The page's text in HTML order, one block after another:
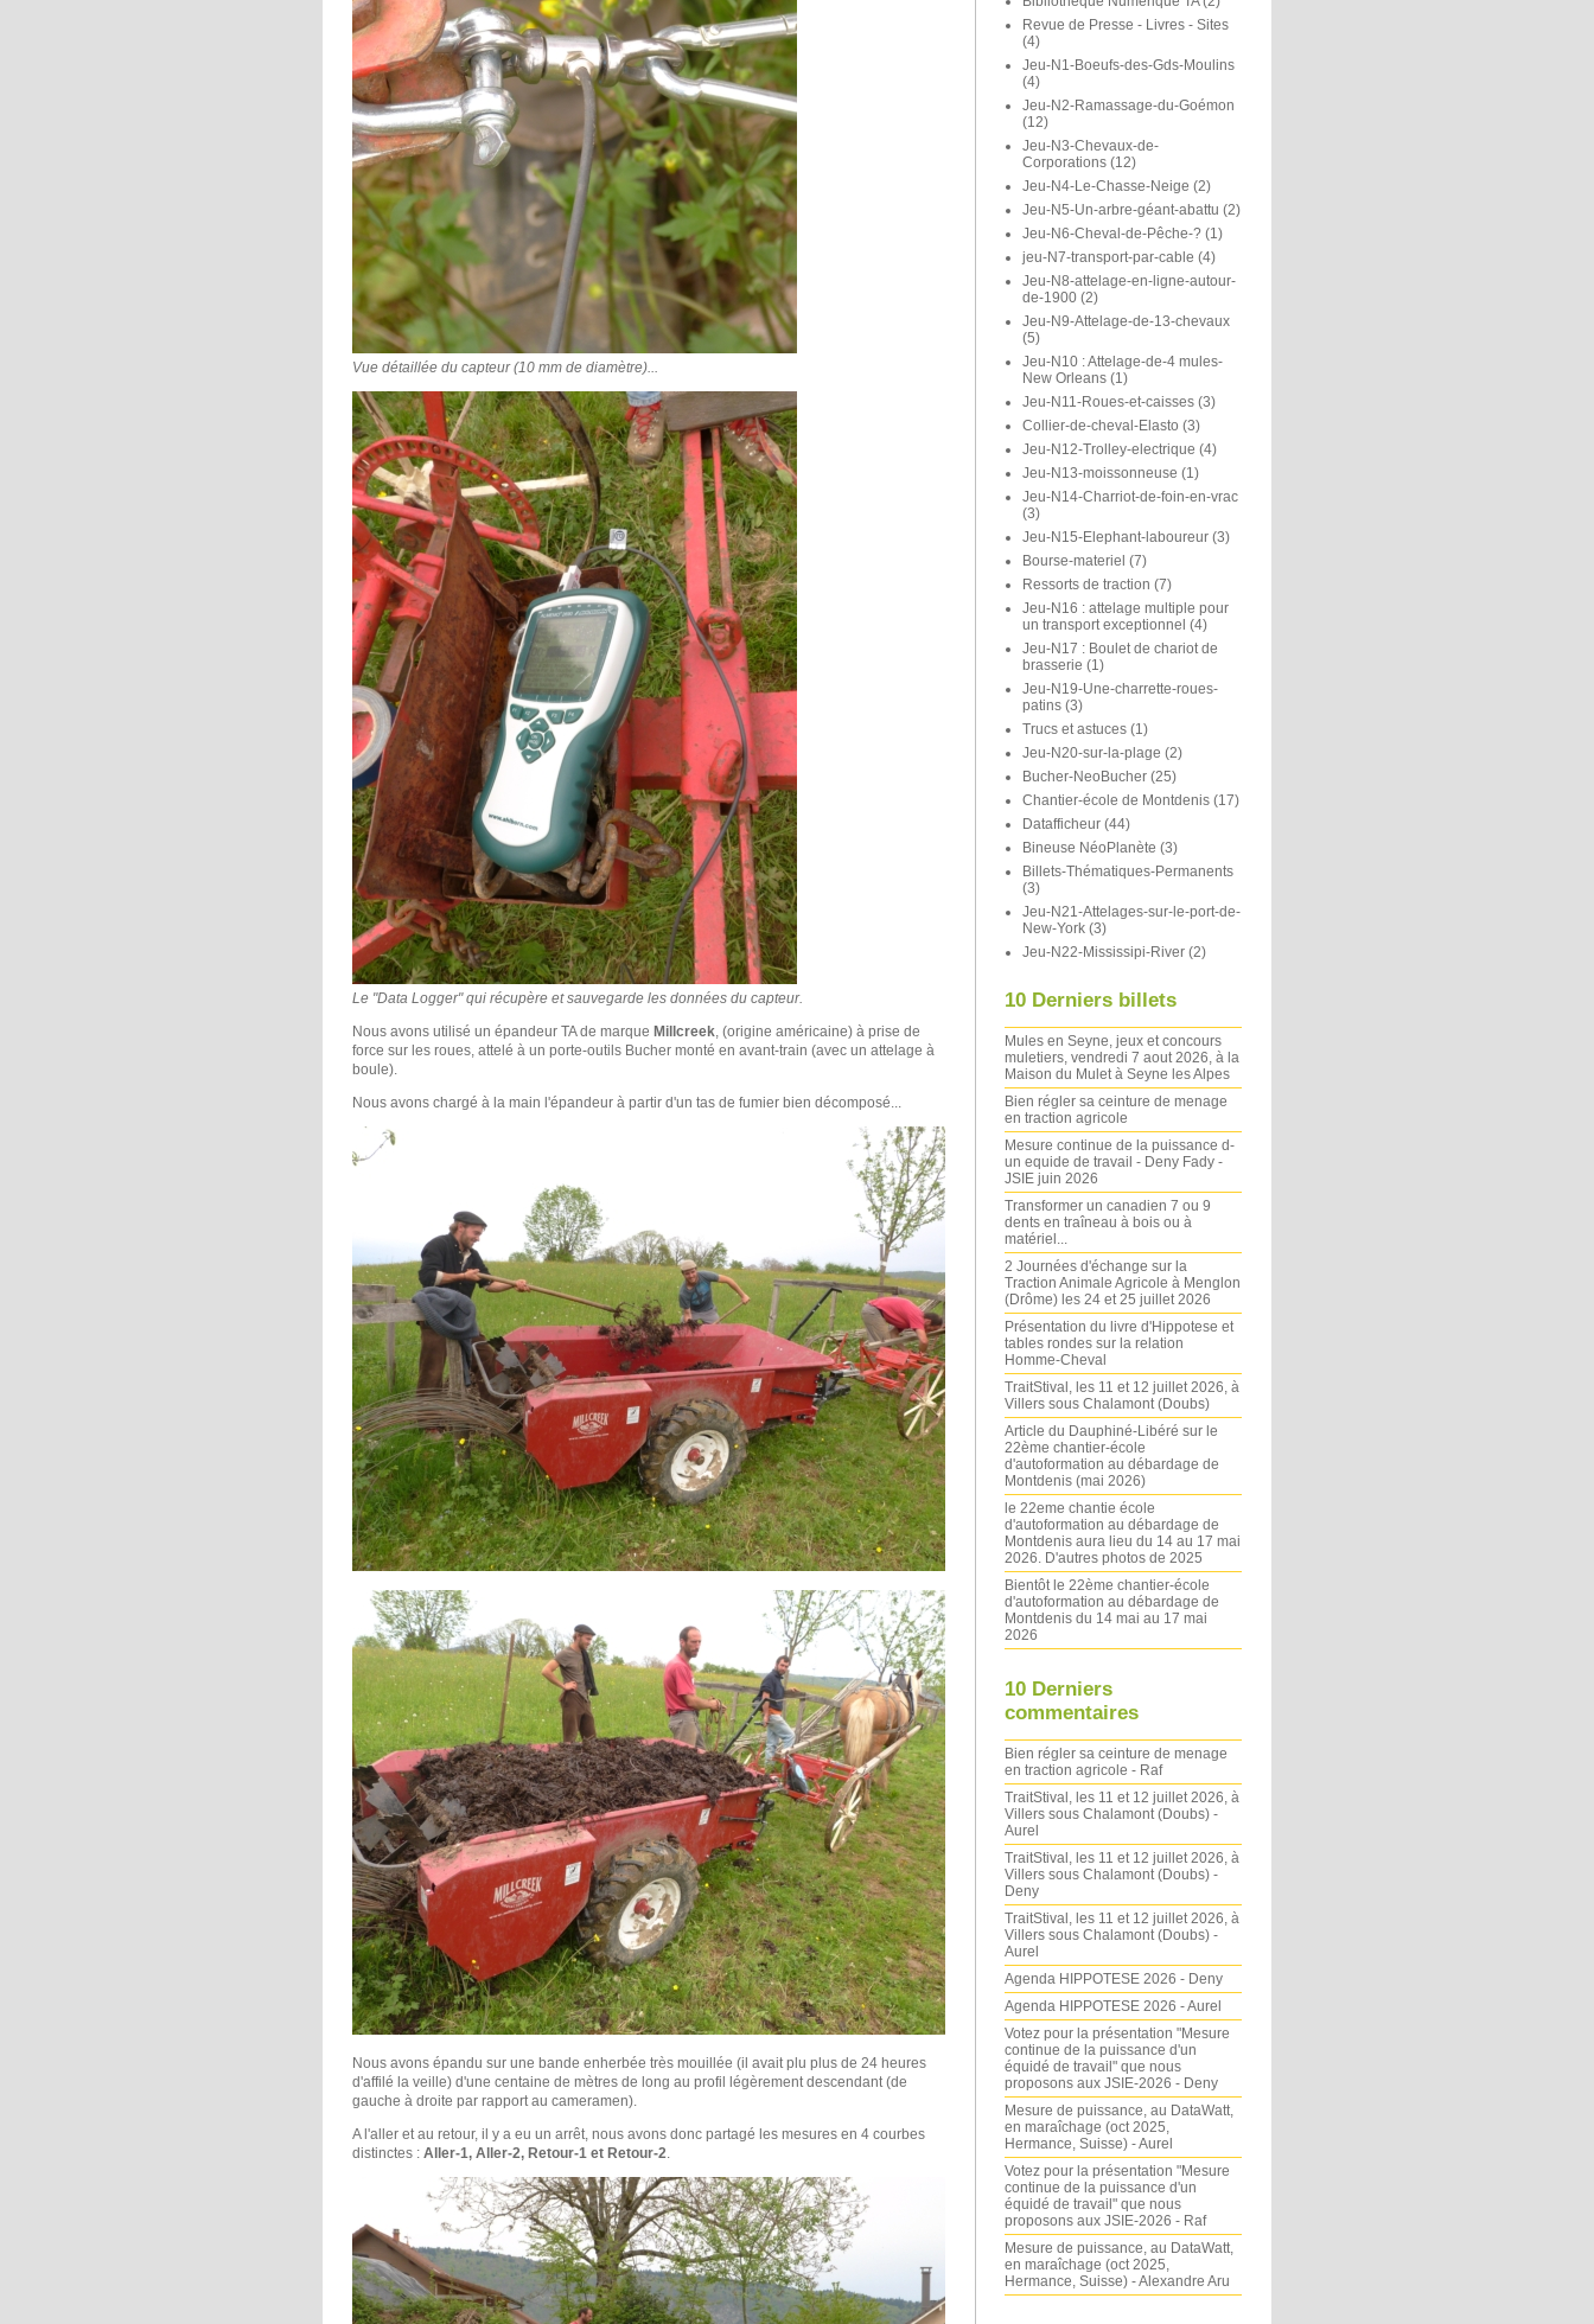
Vue détaillée du capteur (10 mm de diamètre)...
Le "Data Logger" qui récupère et sauvegarde les données du capteur.
Nous avons utilisé un épandeur TA de marque Millcreek, (origine américaine) à prise de
force sur les roues, attelé à un porte-outils Bucher monté en avant-train (avec un attelage à
boule).
Nous avons chargé à la main l'épandeur à partir d'un tas de fumier bien décomposé...
Nous avons épandu sur une bande enherbée très mouillée (il avait plu plus de 24 heures
d'affilé la veille) d'une centaine de mètres de long au profil légèrement descendant (de
gauche à droite par rapport au cameramen).
A l'aller et au retour, il y a eu un arrêt, nous avons donc partagé les mesures en 4 courbes
distinctes : Aller-1, Aller-2, Retour-1 et Retour-2.
Revue de Presse - Livres - Sites
(4)
Jeu-N1-Boeufs-des-Gds-Moulins
(4)
Jeu-N2-Ramassage-du-Goémon
(12)
Jeu-N3-Chevaux-de-
Corporations (12)
Jeu-N4-Le-Chasse-Neige (2)
Jeu-N5-Un-arbre-géant-abattu (2)
Jeu-N6-Cheval-de-Pêche-? (1)
jeu-N7-transport-par-cable (4)
Jeu-N8-attelage-en-ligne-autour-
de-1900 (2)
Jeu-N9-Attelage-de-13-chevaux
(5)
Jeu-N10 : Attelage-de-4 mules-
New Orleans (1)
Jeu-N11-Roues-et-caisses (3)
Collier-de-cheval-Elasto (3)
Jeu-N12-Trolley-electrique (4)
Jeu-N13-moissonneuse (1)
Jeu-N14-Charriot-de-foin-en-vrac
(3)
Jeu-N15-Elephant-laboureur (3)
Bourse-materiel (7)
Ressorts de traction (7)
Jeu-N16 : attelage multiple pour
un transport exceptionnel (4)
Jeu-N17 : Boulet de chariot de
brasserie (1)
Jeu-N19-Une-charrette-roues-
patins (3)
Trucs et astuces (1)
Jeu-N20-sur-la-plage (2)
Bucher-NeoBucher (25)
Chantier-école de Montdenis (17)
Datafficheur (44)
Bineuse NéoPlanète (3)
Billets-Thématiques-Permanents
(3)
Jeu-N21-Attelages-sur-le-port-de-
New-York (3)
Jeu-N22-Mississipi-River (2)
10 Derniers billets
Mules en Seyne, jeux et concours
muletiers, vendredi 7 aout 2026, à la
Maison du Mulet à Seyne les Alpes
Bien régler sa ceinture de menage
en traction agricole
Mesure continue de la puissance d-
un equide de travail - Deny Fady -
JSIE juin 2026
Transformer un canadien 7 ou 9
dents en traîneau à bois ou à
matériel...
2 Journées d'échange sur la
Traction Animale Agricole à Menglon
(Drôme) les 24 et 25 juillet 2026
Présentation du livre d'Hippotese et
tables rondes sur la relation
Homme-Cheval
TraitStival, les 11 et 12 juillet 2026, à
Villers sous Chalamont (Doubs)
Article du Dauphiné-Libéré sur le
22ème chantier-école
d'autoformation au débardage de
Montdenis (mai 2026)
le 22eme chantie école
d'autoformation au débardage de
Montdenis aura lieu du 14 au 17 mai
2026. D'autres photos de 2025
Bientôt le 22ème chantier-école
d'autoformation au débardage de
Montdenis du 14 mai au 17 mai
2026
10 Derniers
commentaires
Bien régler sa ceinture de menage
en traction agricole - Raf
TraitStival, les 11 et 12 juillet 2026, à
Villers sous Chalamont (Doubs) -
Aurel
TraitStival, les 11 et 12 juillet 2026, à
Villers sous Chalamont (Doubs) -
Deny
TraitStival, les 11 et 12 juillet 2026, à
Villers sous Chalamont (Doubs) -
Aurel
Agenda HIPPOTESE 2026 - Deny
Agenda HIPPOTESE 2026 - Aurel
Votez pour la présentation "Mesure
continue de la puissance d'un
équidé de travail" que nous
proposons aux JSIE-2026 - Deny
Mesure de puissance, au DataWatt,
en maraîchage (oct 2025,
Hermance, Suisse) - Aurel
Votez pour la présentation "Mesure
continue de la puissance d'un
équidé de travail" que nous
proposons aux JSIE-2026 - Raf
Mesure de puissance, au DataWatt,
en maraîchage (oct 2025,
Hermance, Suisse) - Alexandre Aru